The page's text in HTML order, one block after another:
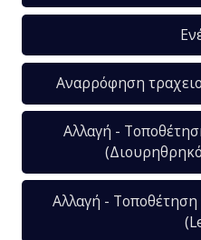
Αναρρόφηση
Αλλαγή -
Αλλαγή -